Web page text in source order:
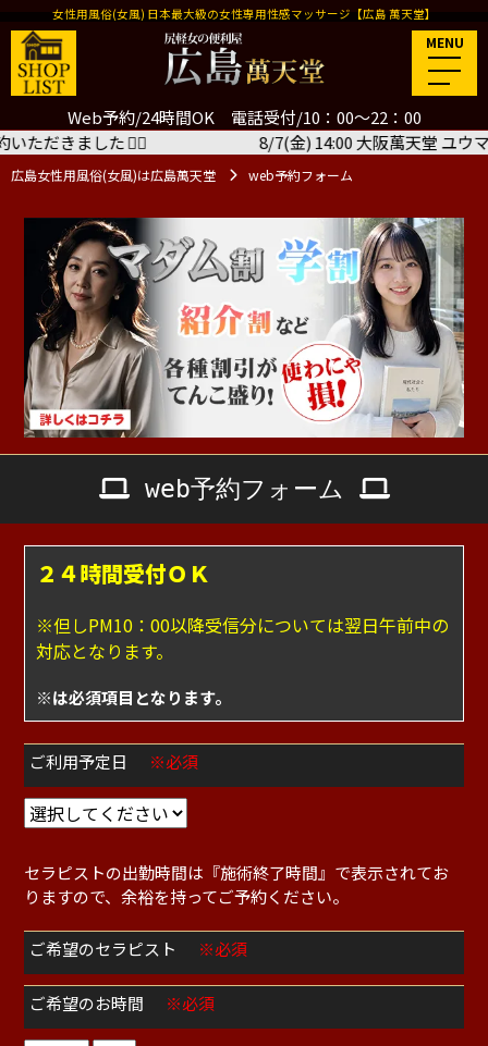
Web予約/24時間OK 電話受付/10：00～22：00
女性用風俗(女風) 日本最大級の女性専用性感マッサージ【広島 萬天堂】
MENU
広島女性用風俗(女風)は広島萬天堂 web予約フォーム
た🙇‍♂️ 8/7(金) 14:00 大阪萬天堂 ユウマさん＜施術
web予約フォーム
２４時間受付ＯＫ
※但しPM10：00以降受信分については翌日午前中の
対応となります。
※は必須項目となります。
ご利用予定日 ※必須
セラピストの出勤時間は『施術終了時間』で表示されてお
りますので、余裕を持ってご予約ください。
ご希望のセラピスト ※必須
ご希望のお時間 ※必須